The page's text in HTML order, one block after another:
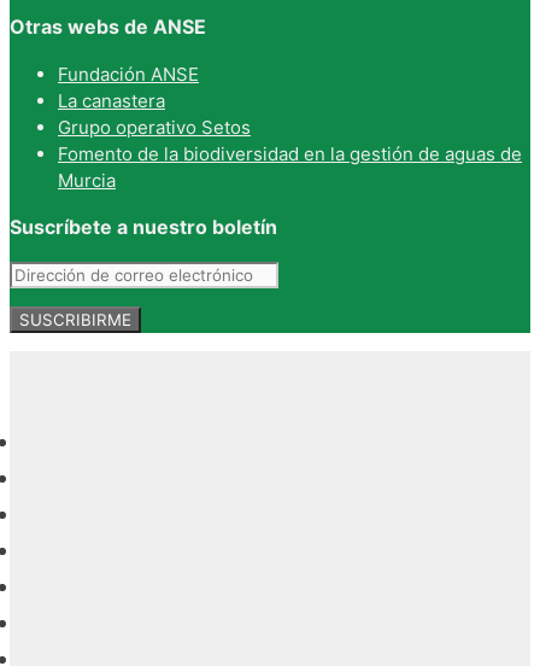
Otras webs de ANSE
Fundación ANSE
La canastera
Grupo operativo Setos
Fomento de la biodiversidad en la gestión de aguas de
Murcia
Suscríbete a nuestro boletín